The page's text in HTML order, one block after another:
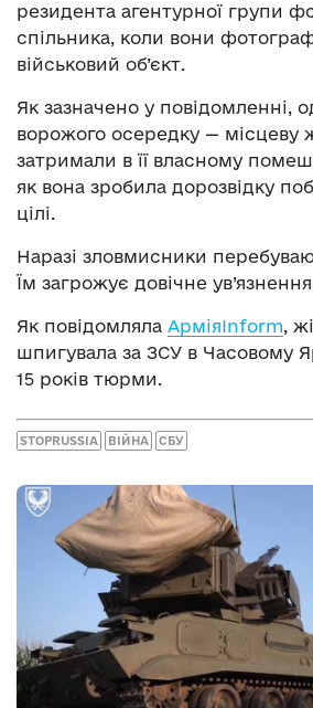
резидента агентурної групи
спільника, коли вони
військовий об’єкт.
Як зазначено у повідомленні,
ворожого осередку — місцеву
затримали в її власному
як вона зробила дорозвідку
цілі.
Наразі зловмисники
Їм загрожує довічне
Як повідомляла АрміяInform,
шпигувала за ЗСУ в Часовому
15 років тюрми.
STOPRUSSIA ВІЙНА СБУ